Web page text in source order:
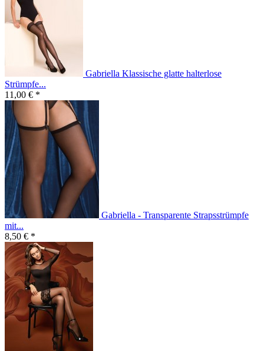
Gabriella Klassische glatte halterlose
Strümpfe...
11,00 € *
Gabriella - Transparente Strapsstrümpfe
mit...
8,50 € *